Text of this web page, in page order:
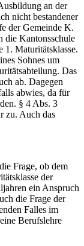
an der
nicht bestandener
der Gemeinde K.
die Kantonsschule
1. Maturitätsklasse.
Sohnes um
Das
ab. Dagegen
abwies, da für
§ 4 Abs. 3
zu. Auch das
Frage, ob dem
der
ein Anspruch
die Frage der
Falles im
Berufslehre